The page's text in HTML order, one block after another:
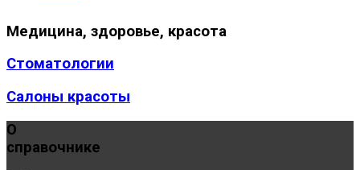
Медицина, здоровье, красота
Стоматологии
Салоны красоты
О
справочнике